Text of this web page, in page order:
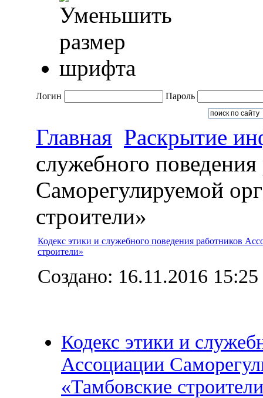
Логин Пароль
Главная Раскрытие
служебного
Саморегулируемой
строители»
Кодекс этики и служебного поведения работников
строители»
Создано: 16.11.2016 15:25
Кодекс этики и
Ассоциации
«Тамбовские